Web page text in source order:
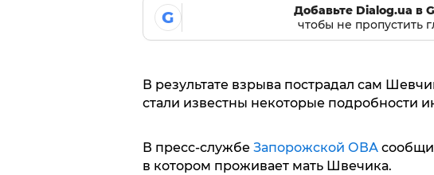
G
Добавьте Dialog.ua в
чтобы не пропустить
В результате взрыва пострадал сам
стали известны некоторые подробности
В пресс-службе Запорожской ОВА
в котором проживает мать Швечика.